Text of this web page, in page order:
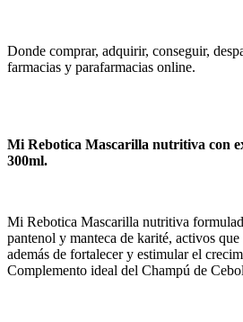
Donde comprar, adquirir, conseguir,
farmacias y parafarmacias online.
Mi Rebotica Mascarilla nutritiva con
300ml.
Mi Rebotica Mascarilla nutritiva
pantenol y manteca de karité, activos
además de fortalecer y estimular el
Complemento ideal del Champú de